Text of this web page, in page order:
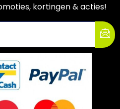
kortingen & acties!